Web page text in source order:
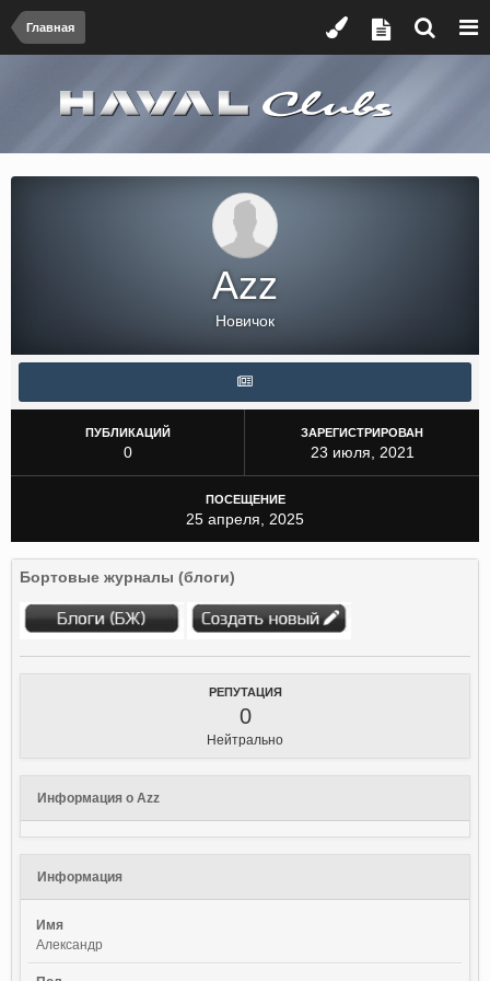
Главная
Azz
Новичок
ПУБЛИКАЦИЙ
0
ЗАРЕГИСТРИРОВАН
23 июля, 2021
ПОСЕЩЕНИЕ
25 апреля, 2025
Бортовые журналы (блоги)
РЕПУТАЦИЯ
0
Нейтрально
Информация о Azz
Информация
Имя
Александр